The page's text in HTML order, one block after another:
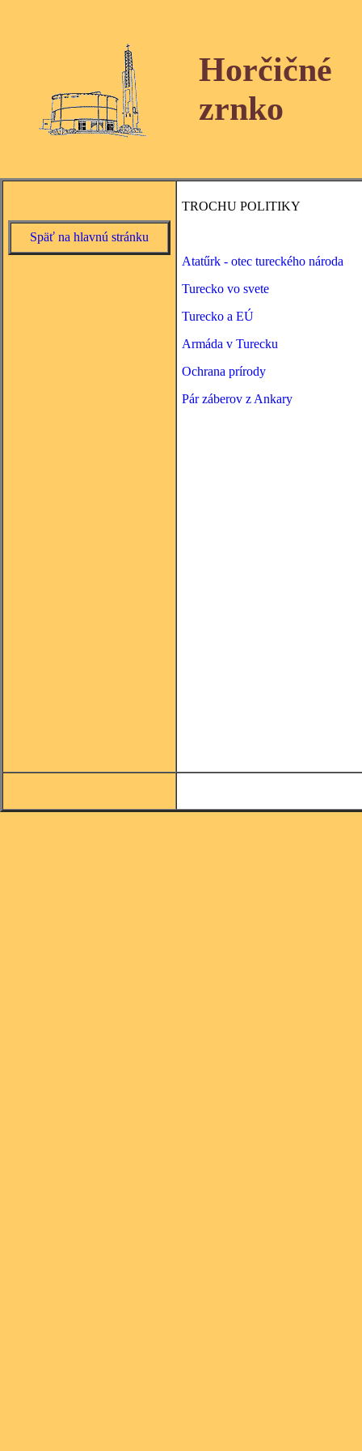
Horčičné
zrnko
Späť na hlavnú stránku
TROCHU POLITIKY
Atatűrk - otec tureckého národa
Turecko vo svete
Turecko a EÚ
Armáda v Turecku
Ochrana prírody
Pár záberov z Ankary